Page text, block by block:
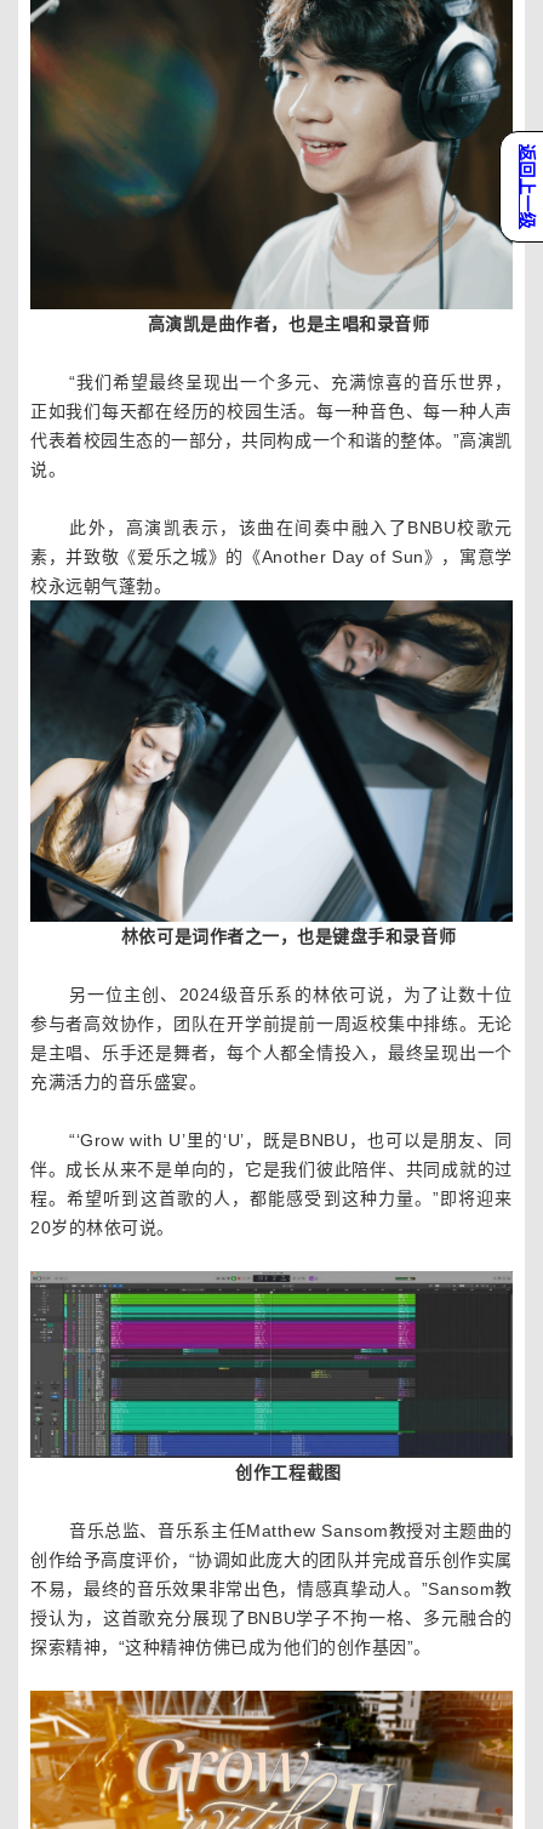
返回上一级
高演凯是曲作者，也是主唱和录音师
“我们希望最终呈现出一个多元、充满惊喜的音乐世界，
正如我们每天都在经历的校园生活。每一种音色、每一种人声
代表着校园生态的一部分，共同构成一个和谐的整体。”高演凯
说。
此外，高演凯表示，该曲在间奏中融入了BNBU校歌元
素，并致敬《爱乐之城》的《Another Day of Sun》，寓意学
校永远朝气蓬勃。
林依可是词作者之一，也是键盘手和录音师
另一位主创、2024级音乐系的林依可说，为了让数十位
参与者高效协作，团队在开学前提前一周返校集中排练。无论
是主唱、乐手还是舞者，每个人都全情投入，最终呈现出一个
充满活力的音乐盛宴。
“‘Grow with U’里的‘U’，既是BNBU，也可以是朋友、同
伴。成长从来不是单向的，它是我们彼此陪伴、共同成就的过
程。希望听到这首歌的人，都能感受到这种力量。”即将迎来
20岁的林依可说。
创作工程截图
音乐总监、音乐系主任Matthew Sansom教授对主题曲的
创作给予高度评价，“协调如此庞大的团队并完成音乐创作实属
不易，最终的音乐效果非常出色，情感真挚动人。”Sansom教
授认为，这首歌充分展现了BNBU学子不拘一格、多元融合的
探索精神，“这种精神仿佛已成为他们的创作基因”。